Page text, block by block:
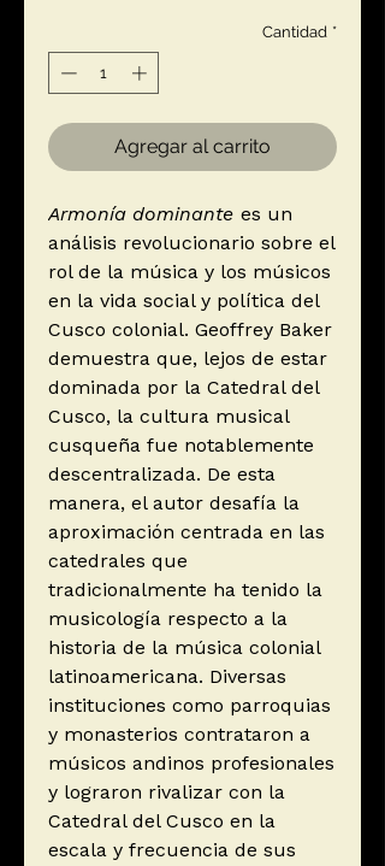
Cantidad *
Agregar al carrito
Armonía dominante es un
análisis revolucionario sobre el
rol de la música y los músicos
en la vida social y política del
Cusco colonial. Geoffrey Baker
demuestra que, lejos de estar
dominada por la Catedral del
Cusco, la cultura musical
cusqueña fue notablemente
descentralizada. De esta
manera, el autor desafía la
aproximación centrada en las
catedrales que
tradicionalmente ha tenido la
musicología respecto a la
historia de la música colonial
latinoamericana. Diversas
instituciones como parroquias
y monasterios contrataron a
músicos andinos profesionales
y lograron rivalizar con la
Catedral del Cusco en la
escala y frecuencia de sus